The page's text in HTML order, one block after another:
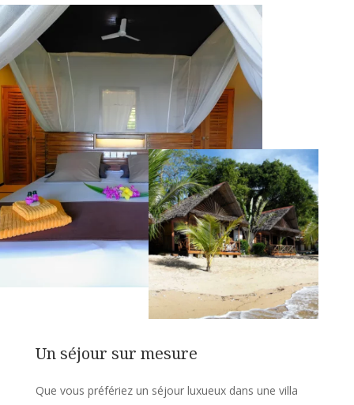
Un séjour sur mesure
Que vous préfériez un séjour luxueux dans une villa